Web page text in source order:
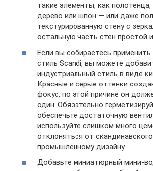
такие элементы, как
дерево или шпон — или даже
текстурированную стену с
остальную часть стен простой
Если вы собираетесь
стиль Scandi, вы можете
индустриальный стиль в виде
Красные и серые оттенки
фокус, по этой причине он
один. Обязательно
обеспечьте достаточную
используйте слишком много
отклоняться от
промышленному дизайну.
Добавьте миниатюрный мини-